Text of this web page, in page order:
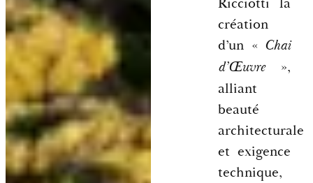
création
d’un « Chai
d’Œuvre»,
alliant
beauté
architecturale
et exigence
technique,